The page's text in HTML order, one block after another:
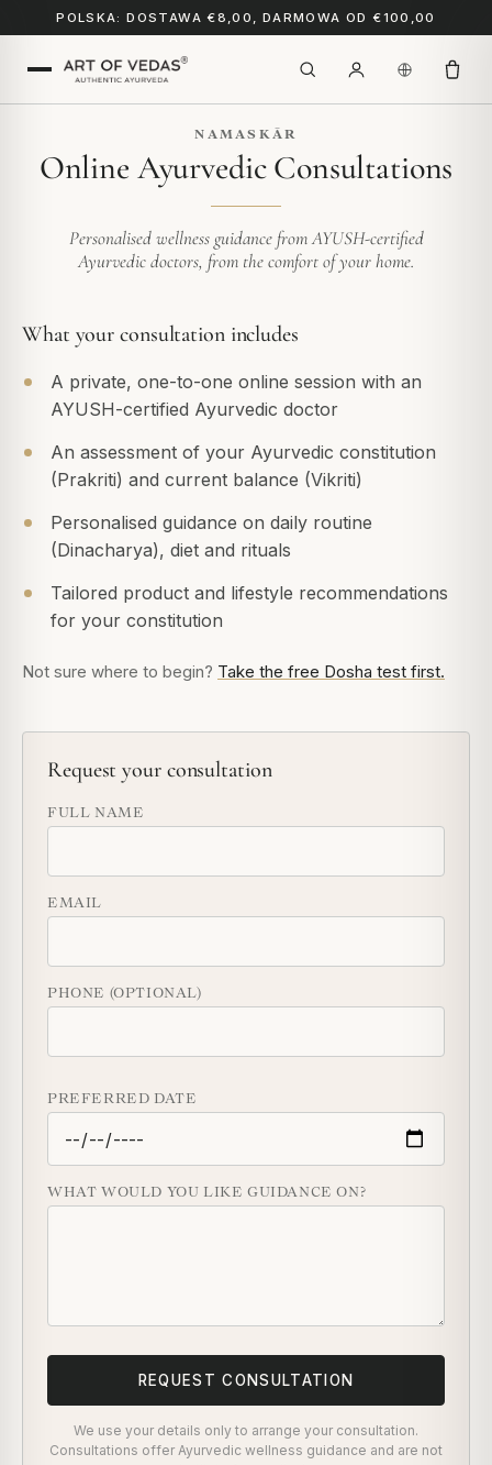
POLSKA: DOSTAWA €8,00, DARMOWA OD €100,00
NAMASKĀR
Online Ayurvedic Consultations
Personalised wellness guidance from AYUSH-certified
Ayurvedic doctors, from the comfort of your home.
What your consultation includes
A private, one-to-one online session with an
AYUSH-certified Ayurvedic doctor
An assessment of your Ayurvedic constitution
(Prakriti) and current balance (Vikriti)
Personalised guidance on daily routine
(Dinacharya), diet and rituals
Tailored product and lifestyle recommendations
for your constitution
Not sure where to begin? Take the free Dosha test first.
Request your consultation
FULL NAME
EMAIL
PHONE (OPTIONAL)
PREFERRED DATE
WHAT WOULD YOU LIKE GUIDANCE ON?
REQUEST CONSULTATION
We use your details only to arrange your consultation.
Consultations offer Ayurvedic wellness guidance and are not